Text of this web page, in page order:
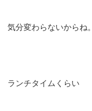
気分変わらないからね。
ランチタイムくらい